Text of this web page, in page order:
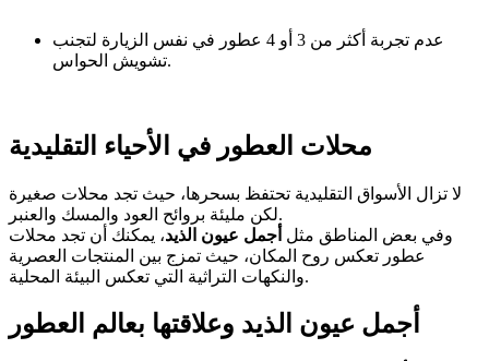
عدم تجربة أكثر من 3 أو 4 عطور في نفس الزيارة لتجنب
تشويش الحواس.
محلات العطور في الأحياء التقليدية
لا تزال الأسواق التقليدية تحتفظ بسحرها، حيث تجد محلات صغيرة
لكن مليئة بروائح العود والمسك والعنبر.
وفي بعض المناطق مثل أجمل عيون الذيد، يمكنك أن تجد محلات
عطور تعكس روح المكان، حيث تمزج بين المنتجات العصرية
والنكهات التراثية التي تعكس البيئة المحلية.
أجمل عيون الذيد وعلاقتها بعالم العطور